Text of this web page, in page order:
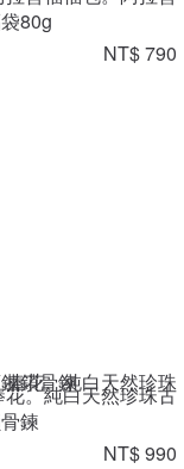
80g
NT$ 790
。純白天然珍珠古
鍊
NT$ 990